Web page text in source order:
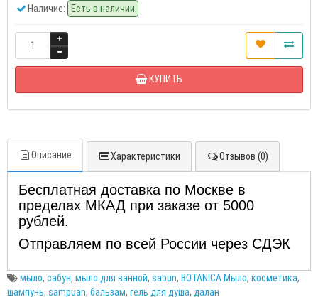
Наличие: Есть в наличии
КУПИТЬ
Описание Характеристики Отзывов (0)
Бесплатная доставка по Москве в
пределах МКАД при заказе от 5000
рублей.
Отправляем по всей России через СДЭК
мыло, сабун, мыло для ванной, sabun, BOTANICA Мыло, косметика,
шампунь, sampuan, бальзам, гель для душа, далан